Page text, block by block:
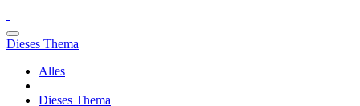
Dieses Thema
Alles
Dieses Thema